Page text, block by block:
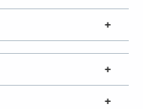
+
+
+